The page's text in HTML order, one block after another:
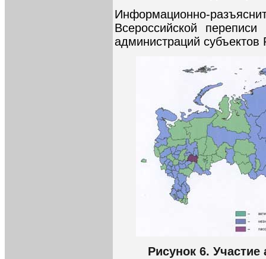
Информационно-
Всероссийской
администраций
Рисунок 6.